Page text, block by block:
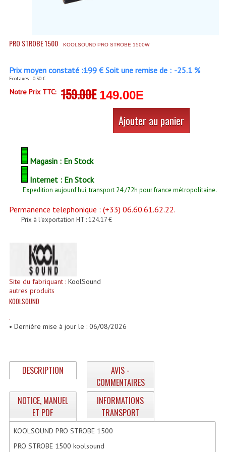
Cellule (s)
Diamants
Selecteurs Audio Vidéo
Amplificateurs
Compresseurs , Limiteurs , Noise Gate
Egaliseur Egaliseurs
Enceinte Nomade Bluetooth
Enceintes (Ecoutes De Studio)
PRO STROBE 1500 KOOLSOUND PRO STROBE 1500W
Prix moyen constaté :199€ Soit une remise de : -25.1 %
Ecotaxes : 0.30 €
Notre Prix TTC: 159.00E 149.00E
Ajouter au panier
Magasin : En Stock
Internet : En Stock
Expedition aujourd'hui, transport 24 /72h pour france métropolitaine.
Permanence telephonique : (+33) 06.60.61.62.22.
Prix à l'exportation HT : 124.17 €
Site du fabriquant :KoolSound
autres produits
KOOLSOUND
.
• Dernière mise à jour le : 06/08/2026
DESCRIPTION
AVIS -
COMMENTAIRES
NOTICE, MANUEL
ET PDF
INFORMATIONS
TRANSPORT
KOOLSOUND PRO STROBE 1500
PRO STROBE 1500 koolsound